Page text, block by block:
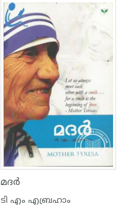
4
3
2
1
മദര്‍
ടി എം എബ്രഹാം